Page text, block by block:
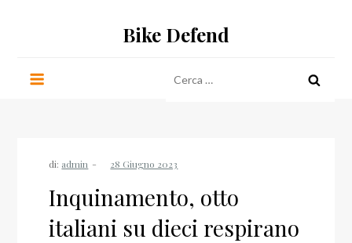
Bike Defend
per:
di: admin
Inquinamento, otto
italiani su dieci respirano